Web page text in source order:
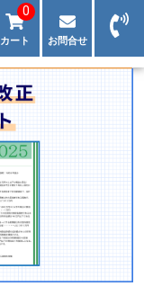
カート
0
お問合せ